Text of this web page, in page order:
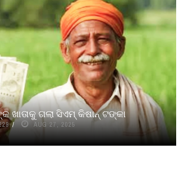
ଖାତାକୁ ଗଲା ସିଏମ୍ କିଷାନ୍ ଟଙ୍କା
AUG 27, 2025